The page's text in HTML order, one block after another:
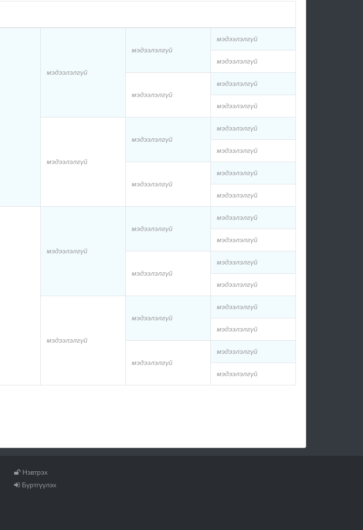
мэдээлэлгүй
мэдээлэлгүй
мэдээлэлгүй
мэдээлэлгүй
мэдээлэлгүй
мэдээлэлгүй
мэдээлэлгүй
мэдээлэлгүй
мэдээлэлгүй
мэдээлэлгүй
мэдээлэлгүй
мэдээлэлгүй
мэдээлэлгүй
мэдээлэлгүй
мэдээлэлгүй
мэдээлэлгүй
мэдээлэлгүй
мэдээлэлгүй
мэдээлэлгүй
мэдээлэлгүй
мэдээлэлгүй
мэдээлэлгүй
мэдээлэлгүй
мэдээлэлгүй
мэдээлэлгүй
мэдээлэлгүй
мэдээлэлгүй
мэдээлэлгүй
Нэвтрэх
Бүртгүүлэх